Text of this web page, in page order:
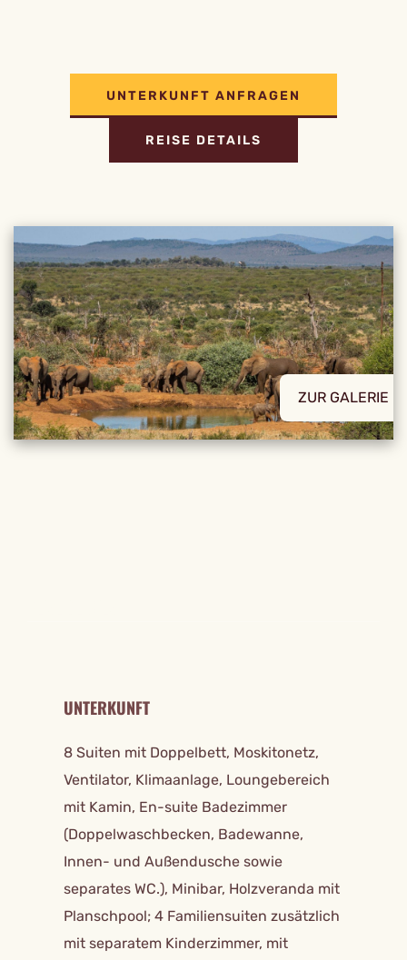
UNTERKUNFT ANFRAGEN
REISE DETAILS
ZUR GALERIE
UNTERKUNFT
8 Suiten mit Doppelbett, Moskitonetz,
Ventilator, Klimaanlage, Loungebereich
mit Kamin, En-suite Badezimmer
(Doppelwaschbecken, Badewanne,
Innen- und Außendusche sowie
separates WC.), Minibar, Holzveranda mit
Planschpool; 4 Familiensuiten zusätzlich
mit separatem Kinderzimmer, mit